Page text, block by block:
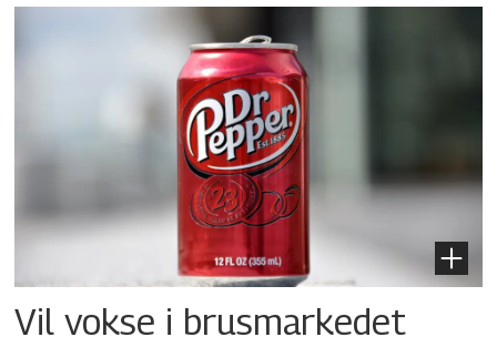
Vil vokse i brusmarkedet